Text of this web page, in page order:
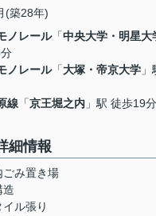
(築28年)
ノレール「中央大学・明星大
ノレール「大塚・帝京大学
線 「京王堀之内 」駅 徒歩19分
細情報
ごみ置き場
造
ル張り